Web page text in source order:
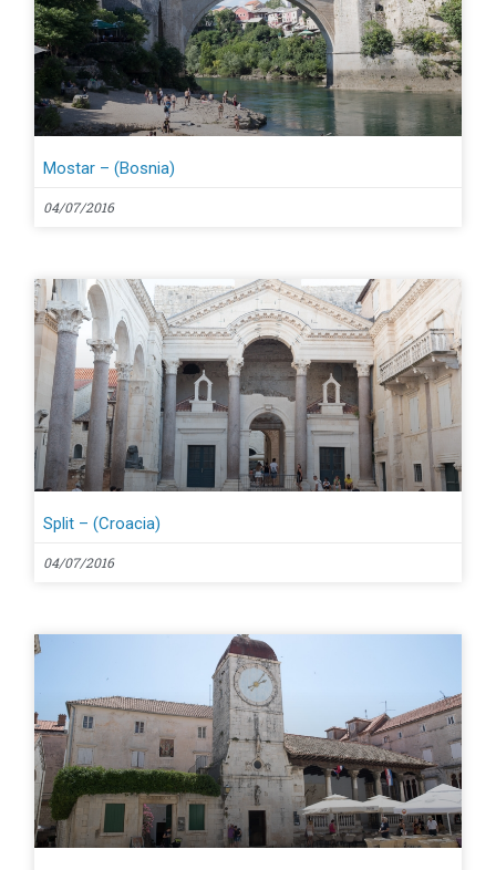
Mostar – (Bosnia)
04/07/2016
Split – (Croacia)
04/07/2016